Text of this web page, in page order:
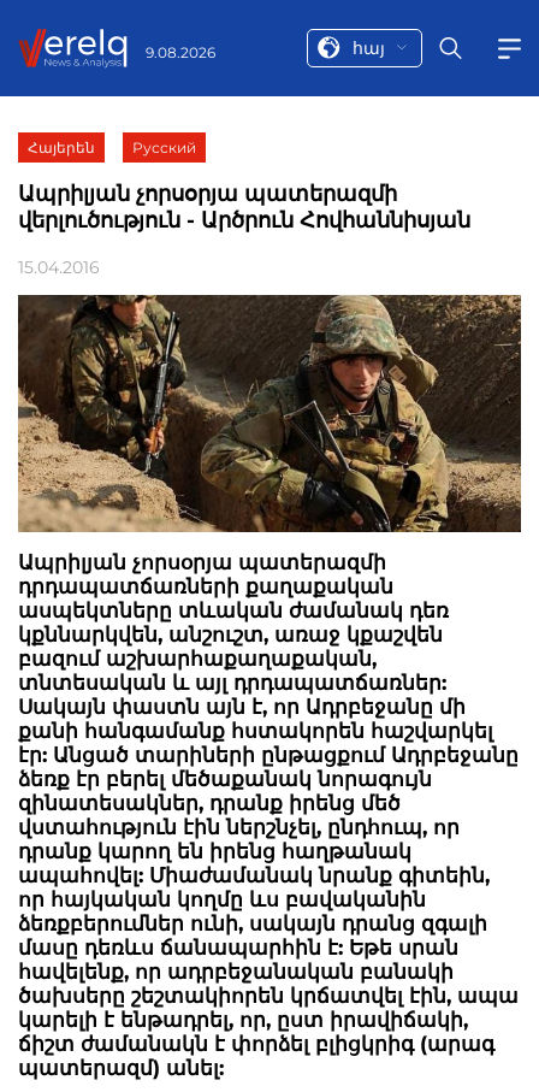
9.08.2026 հայ
Հայերեն Русский
Ապրիլյան չորսօրյա պատերազմի
վերլուծություն - Արծրուն Հովհաննիսյան
15.04.2016
Ապրիլյան չորսօրյա պատերազմի
դրդապատճառների քաղաքական
ասպեկտները տևական ժամանակ դեռ
կքննարկվեն, անշուշտ, առաջ կքաշվեն
բազում աշխարհաքաղաքական,
տնտեսական և այլ դրդապատճառներ:
Սակայն փաստն այն է, որ Ադրբեջանը մի
քանի հանգամանք հստակորեն հաշվարկել
էր: Անցած տարիների ընթացքում Ադրբեջանը
ձեռք էր բերել մեծաքանակ նորագույն
զինատեսակներ, դրանք իրենց մեծ
վստահություն էին ներշնչել, ընդհուպ, որ
դրանք կարող են իրենց հաղթանակ
ապահովել: Միաժամանակ նրանք գիտեին,
որ հայկական կողմը ևս բավականին
ձեռքբերումներ ունի, սակայն դրանց զգալի
մասը դեռևս ճանապարհին է: Եթե սրան
հավելենք, որ ադրբեջանական բանակի
ծախսերը շեշտակիորեն կրճատվել էին, ապա
կարելի է ենթադրել, որ, ըստ իրավիճակի,
ճիշտ ժամանակն է փորձել բլիցկրիգ (արագ
պատերազմ) անել: